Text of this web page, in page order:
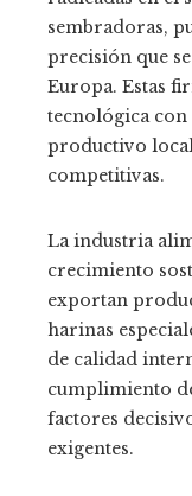
sembradoras,
precisión que
Europa. Estas
tecnológica
productivo
competitivas.
La industria
crecimiento
exportan
harinas
de calidad
cumplimiento
factores
exigentes.